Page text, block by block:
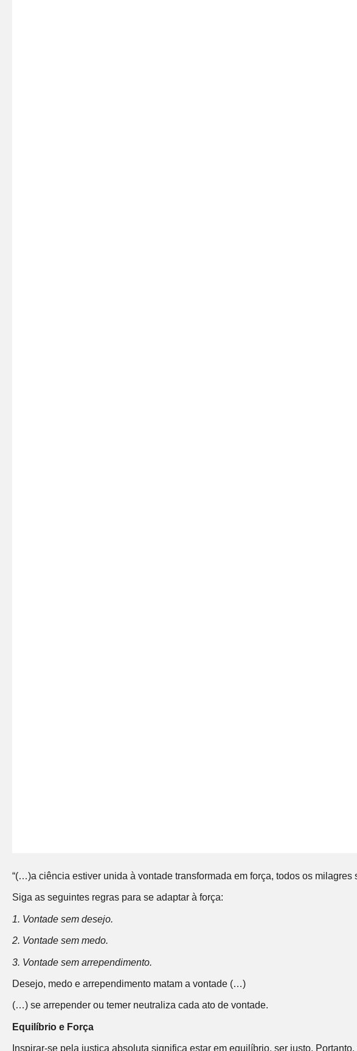
“(…)a ciência estiver unida à vontade transformada em força, todos os milagres
Siga as seguintes regras para se adaptar à força:
1. Vontade sem desejo.
2. Vontade sem medo.
3. Vontade sem arrependimento.
Desejo, medo e arrependimento matam a vontade (…)
(…) se arrepender ou temer neutraliza cada ato de vontade.
Equilíbrio e Força
Inspirar-se pela justiça absoluta significa estar em equilíbrio, ser justo.